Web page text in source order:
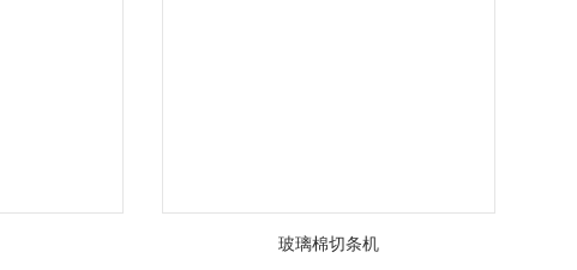
玻璃棉切条机